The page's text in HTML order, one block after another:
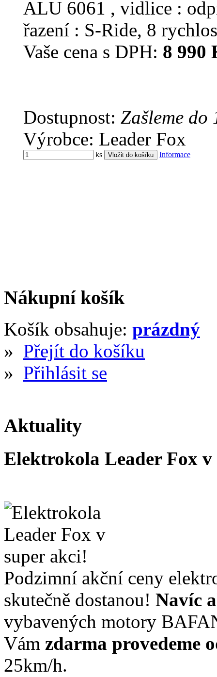
ALU 6061 , vidlice :
řazení : S-Ride, 8
Vaše cena s DPH: 8 990
Dostupnost: Zašleme do
Výrobce: Leader Fox
ks Informace
Nákupní košík
Košík obsahuje: prázdný
» Přejít do košíku
» Přihlásit se
Aktuality
Elektrokola Leader Fox
Podzimní akční ceny
skutečně dostanou! Navíc
vybavených motory
Vám zdarma provedeme
25km/h.